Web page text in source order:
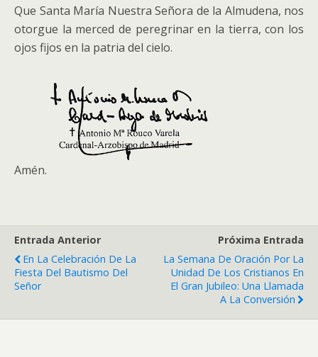
Que Santa María Nuestra Señora de la Almudena, nos
otorgue la merced de peregrinar en la tierra, con los
ojos fijos en la patria del cielo.
Amén.
Entrada Anterior
En La Celebración De La
Fiesta Del Bautismo Del
Señor
Próxima Entrada
La Semana De Oración Por La
Unidad De Los Cristianos En
El Gran Jubileo: Una Llamada
A La Conversión